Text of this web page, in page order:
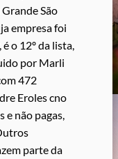
São
empresa foi
o 12º da lista,
por Marli
472
Eroles cno
e não pagas,
parte da